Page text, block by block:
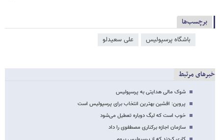
برچسب‌ها
باشگاه پرسپولیس علی سعید‌لو
خبرهای مرتبط
شوک مالی هدایتی به پرسپولیس
پروین: افشین بهترین انتخاب برای پرسپولیس است
خوب است که لیگ دوباره تعطیل می‌شود
سازمان اجازه برکناری مصطفوی را داد